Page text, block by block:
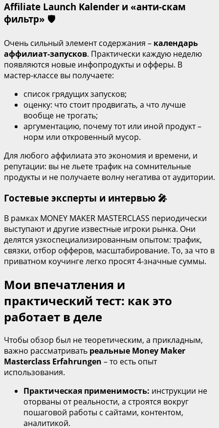
Affiliate Launch Kalender и «анти‑скам
фильтр» 🛡
Очень сильный элемент содержания – календарь
аффилиат‑запусков. Практически каждую неделю
появляются новые инфопродукты и офферы. В
мастер‑классе вы получаете:
список грядущих запусков;
оценку: что стоит продвигать, а что лучше
вообще не трогать;
аргументацию, почему тот или иной продукт –
норм или откровенный мусор.
Для любого аффилиата это экономия и времени, и
репутации: вы не льете трафик на сомнительные
продукты и не получаете волну негатива от аудитории.
Гостевые эксперты и интервью 🎤
В рамках MONEY MAKER MASTERCLASS периодически
выступают и другие известные игроки рынка. Они
делятся узкоспециализированным опытом: трафик,
связки, отбор офферов, масштабирование. То, за что в
приватном коучинге легко просят 4‑значные суммы.
Мои впечатления и
практический тест: как это
работает в деле
Чтобы обзор был не теоретическим, а прикладным,
важно рассматривать реальные Money Maker
Masterclass Erfahrungen – то есть опыт
использования.
Практическая применимость: инструкции не
оторваны от реальности, а строятся вокруг
пошаговой работы с сайтами, контентом,
аналитикой.